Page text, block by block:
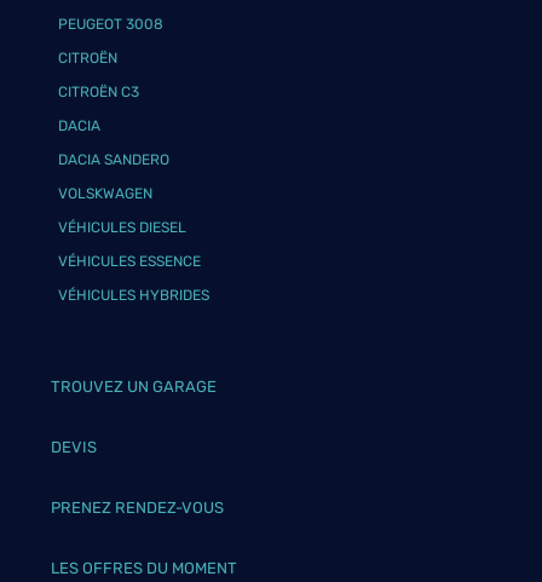
PEUGEOT 3008
CITROËN
CITROËN C3
DACIA
DACIA SANDERO
VOLSKWAGEN
VÉHICULES DIESEL
VÉHICULES ESSENCE
VÉHICULES HYBRIDES
TROUVEZ UN GARAGE
DEVIS
PRENEZ RENDEZ-VOUS
LES OFFRES DU MOMENT